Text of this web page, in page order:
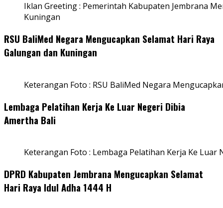
Iklan Greeting : Pemerintah Kabupaten Jembrana
Kuningan
RSU BaliMed Negara Mengucapkan Selamat Hari Raya
Galungan dan Kuningan
Keterangan Foto : RSU BaliMed Negara
Lembaga Pelatihan Kerja Ke Luar Negeri Dibia
Amertha Bali
Keterangan Foto : Lembaga Pelatihan Kerja Ke Luar
DPRD Kabupaten Jembrana Mengucapkan Selamat
Hari Raya Idul Adha 1444 H